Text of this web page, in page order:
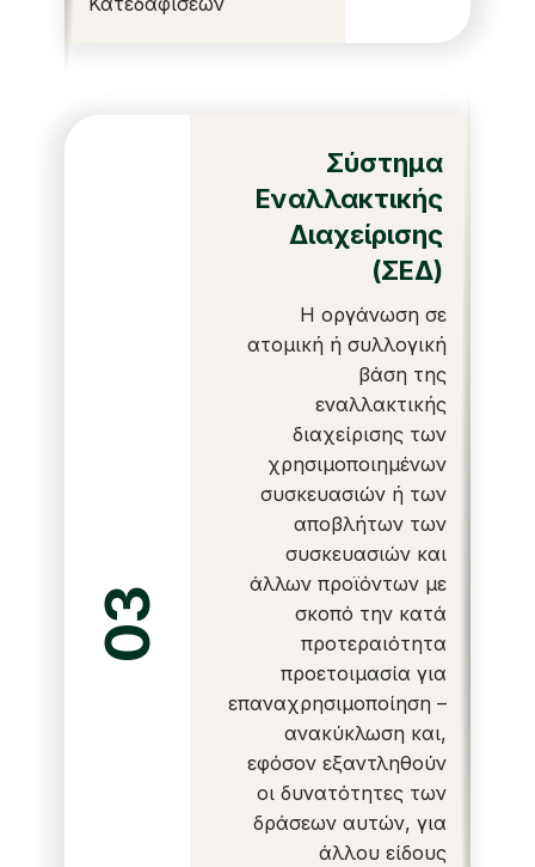
03
Σύστημα
Εναλλακτικής
Διαχείρισης
(ΣΕΔ)
Η οργάνωση σε
ατομική ή συλλογική
βάση της
εναλλακτικής
διαχείρισης των
χρησιμοποιημένων
συσκευασιών ή των
αποβλήτων των
συσκευασιών και
άλλων προϊόντων με
σκοπό την κατά
προτεραιότητα
προετοιμασία για
επαναχρησιμοποίηση –
ανακύκλωση και,
εφόσον εξαντληθούν
οι δυνατότητες των
δράσεων αυτών, για
άλλου είδους